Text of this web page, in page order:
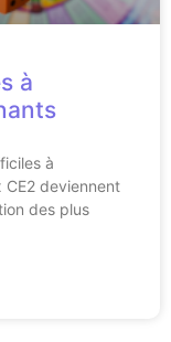
à
à
deviennent
des plus